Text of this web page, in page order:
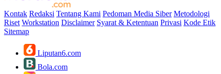
Kontak Redaksi Tentang Kami Pedoman Media Siber Metodologi
Riset Workstation Disclaimer Syarat & Ketentuan Privasi Kode Etik
Sitemap
Liputan6.com
Bola.com